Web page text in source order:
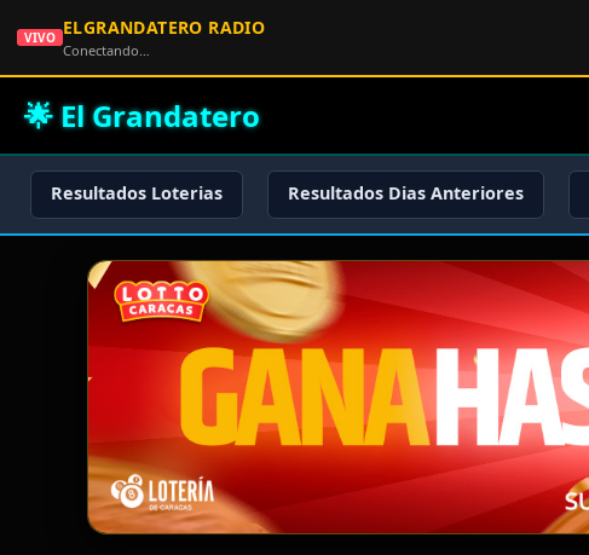
🌟 El Grandatero
Resultados Loterias Resultados Dias Anteriores
VIVO ELGRANDATERO RADIO
Conectando…